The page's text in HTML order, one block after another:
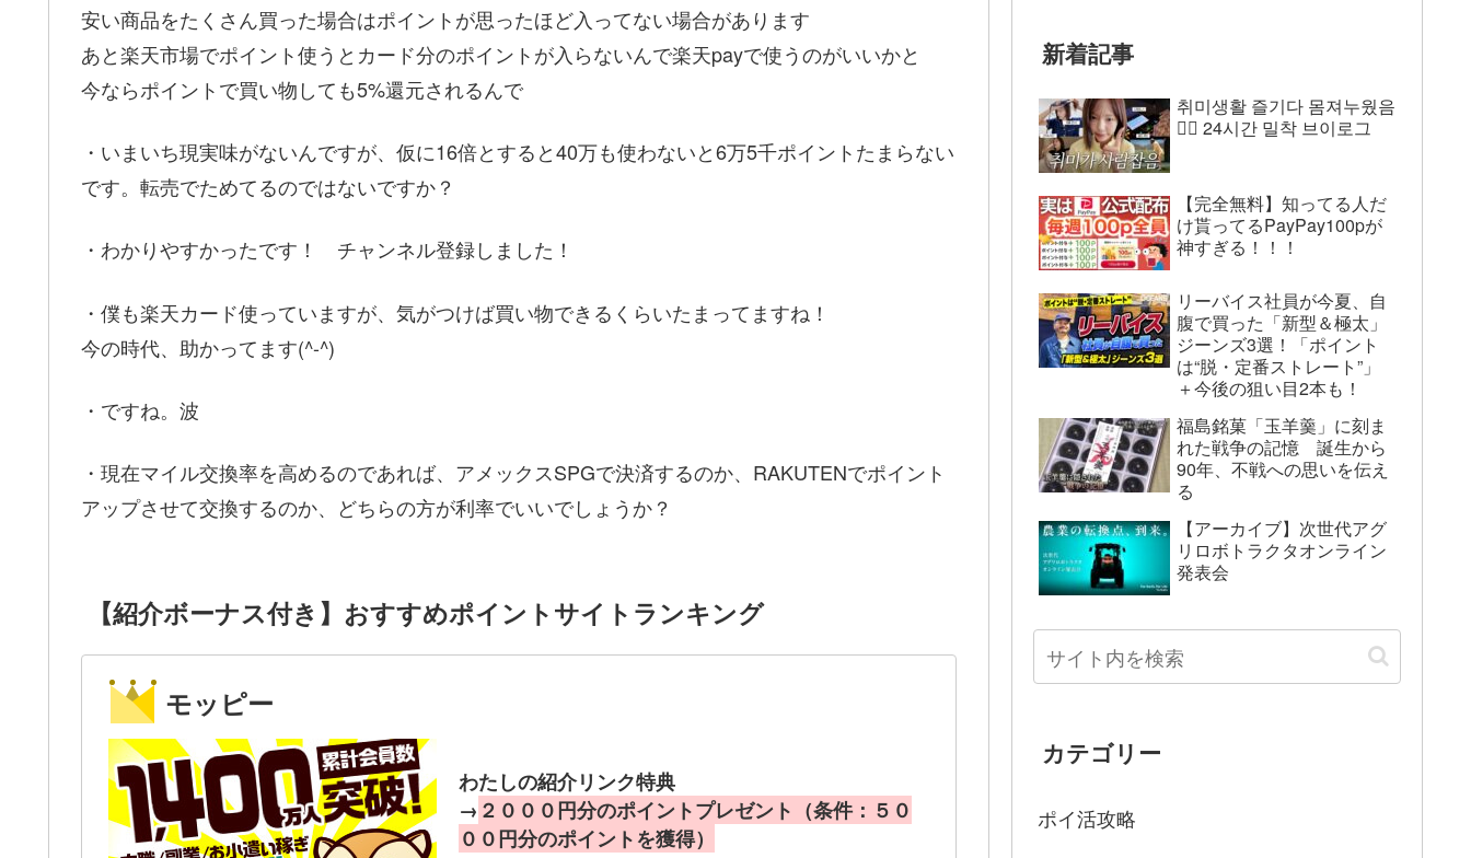
安い商品をたくさん買った場合はポイントが思ったほど入ってない場合があります
あと楽天市場でポイント使うとカード分のポイントが入らないんで楽天payで使うのがいいかと
今ならポイントで買い物しても5%還元されるんで
・いまいち現実味がないんですが、仮に16倍とすると40万も使わないと6万5千ポイントたまらない
です。転売でためてるのではないですか？
・わかりやすかったです！ チャンネル登録しました！
・僕も楽天カード使っていますが、気がつけば買い物できるくらいたまってますね！
今の時代、助かってます(^-^)
・ですね。波
・現在マイル交換率を高めるのであれば、アメックスSPGで決済するのか、RAKUTENでポイント
アップさせて交換するのか、どちらの方が利率でいいでしょうか？
【紹介ボーナス付き】おすすめポイントサイトランキング
モッピー
わたしの紹介リンク特典
→ ２０００円分のポイントプレゼント（条件：５０
００円分のポイントを獲得）
新着記事
취미생활 즐기다 몸져누웠음
😵‍💫 24시간 밀착 브이로그
【完全無料】知ってる人だ
け貰ってるPayPay100pが
神すぎる！！！
リーバイス社員が今夏、自
腹で買った「新型＆極太」
ジーンズ3選！「ポイント
は“脱・定番ストレート”」
＋今後の狙い目2本も！
福島銘菓「玉羊羹」に刻ま
れた戦争の記憶 誕生から
90年、不戦への思いを伝え
る
【アーカイブ】次世代アグ
リロボトラクタオンライン
発表会
カテゴリー
ポイ活攻略